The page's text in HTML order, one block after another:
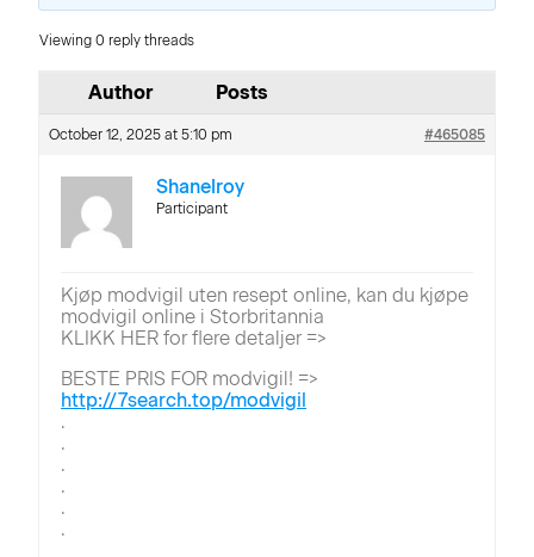
Viewing 0 reply threads
Author Posts
October 12, 2025 at 5:10 pm #465085
Shanelroy
Participant
Kjøp modvigil uten resept online, kan du kjøpe
modvigil online i Storbritannia
KLIKK HER for flere detaljer =>
BESTE PRIS FOR modvigil! =>
http://7search.top/modvigil
.
.
.
.
.
.